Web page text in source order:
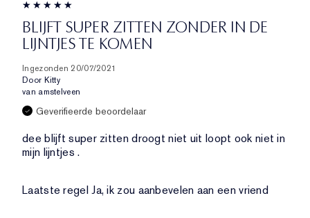
BLIJFT SUPER ZITTEN ZONDER IN DE
LIJNTJES TE KOMEN
Ingezonden 20/07/2021
Door Kitty
van amstelveen
Geverifieerde beoordelaar
dee blijft super zitten droogt niet uit loopt ook niet in
mijn lijntjes .
Laatste regelJa, ik zou aanbevelen aan een vriend